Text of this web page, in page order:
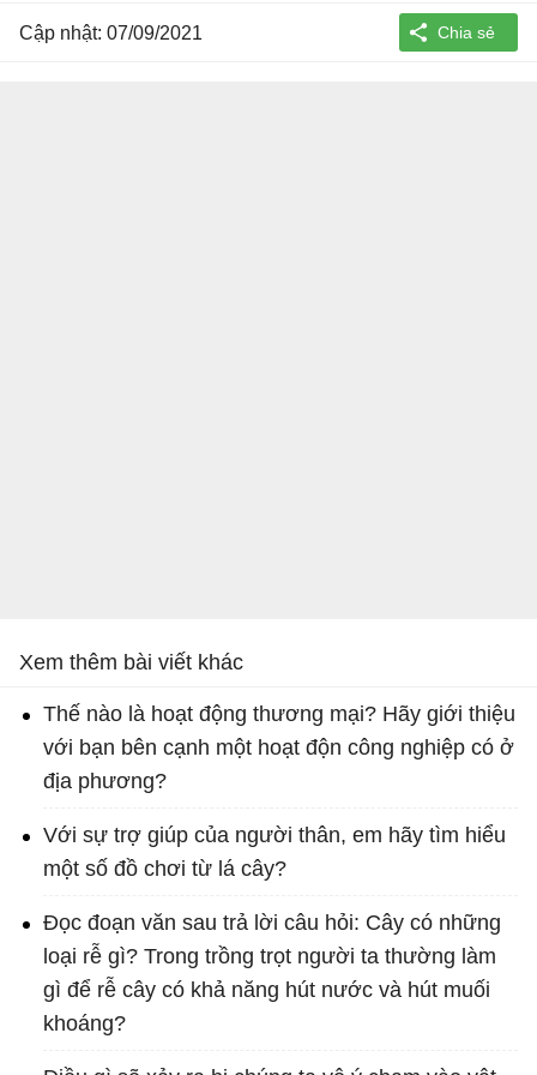
Cập nhật: 07/09/2021
Xem thêm bài viết khác
Thế nào là hoạt động thương mại? Hãy giới thiệu
với bạn bên cạnh một hoạt độn công nghiệp có ở
địa phương?
Với sự trợ giúp của người thân, em hãy tìm hiểu
một số đồ chơi từ lá cây?
Đọc đoạn văn sau trả lời câu hỏi: Cây có những
loại rễ gì? Trong trồng trọt người ta thường làm
gì để rễ cây có khả năng hút nước và hút muối
khoáng?